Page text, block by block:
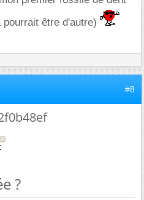
être d'autre)
#8
?